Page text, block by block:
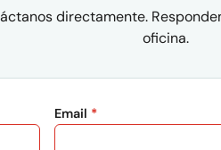
directamente.
oficina.
Email *